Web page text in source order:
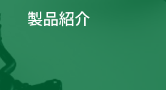
製品紹介